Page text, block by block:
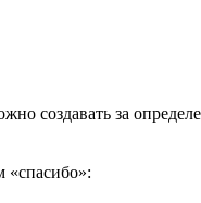
создавать за
«спасибо»: